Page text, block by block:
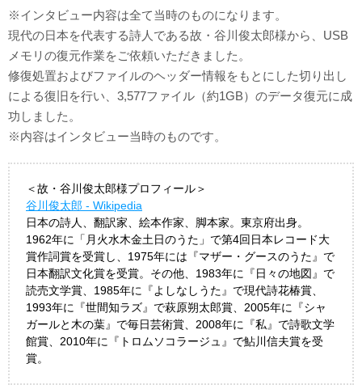
※インタビュー内容は全て当時のものになります。
現代の日本を代表する詩人である故・谷川俊太郎様から、USB
メモリの復元作業をご依頼いただきました。
修復処置およびファイルのヘッダー情報をもとにした切り出し
による復旧を行い、3,577ファイル（約1GB）のデータ復元に成
功しました。
※内容はインタビュー当時のものです。
＜故・谷川俊太郎様プロフィール＞
谷川俊太郎 - Wikipedia
日本の詩人、翻訳家、絵本作家、脚本家。東京府出身。
1962年に「月火水木金土日のうた」で第4回日本レコード大
賞作詞賞を受賞し、1975年には『マザー・グースのうた』で
日本翻訳文化賞を受賞。その他、1983年に『日々の地図』で
読売文学賞、1985年に『よしなしうた』で現代詩花椿賞、
1993年に『世間知ラズ』で萩原朔太郎賞、2005年に『シャ
ガールと木の葉』で毎日芸術賞、2008年に『私』で詩歌文学
館賞、2010年に『トロムソコラージュ』で鮎川信夫賞を受
賞。
プライバシーマーク認定
ISO27001(ISMS)認証
特定商取引法に基づく表記
会社案内・会社概要